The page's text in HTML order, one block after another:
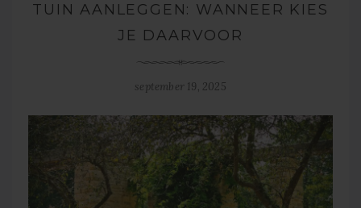
TUIN AANLEGGEN: WANNEER KIES
JE DAARVOOR
september 19, 2025